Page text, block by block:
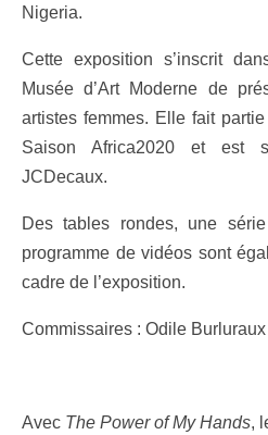
Nigeria.
Cette exposition s’inscrit
Musée d’Art Moderne de
artistes femmes. Elle fait
Saison Africa2020 et est
JCDecaux.
Des tables rondes, une
programme de vidéos sont
cadre de l’exposition.
Commissaires : Odile
Avec The Power of My Hands,